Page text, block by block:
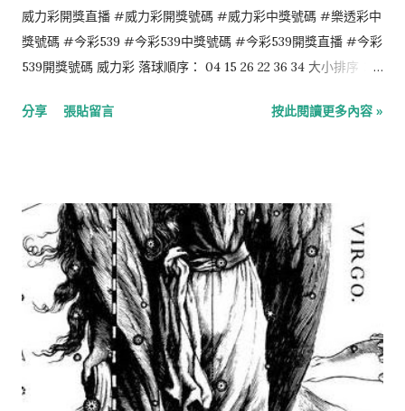
威力彩開獎直播 #威力彩開獎號碼 #威力彩中獎號碼 #樂透彩中
獎號碼 #今彩539 #今彩539中獎號碼 #今彩539開獎直播 #今彩
539開獎號碼 威力彩 落球順序： 04 15 26 22 36 34 大小排序：
23 大小排序： 07 21 23 28 35 4星彩 6 0 1 6 3星彩 4 9 1
分享 張貼留言 按此閱讀更多內容 »